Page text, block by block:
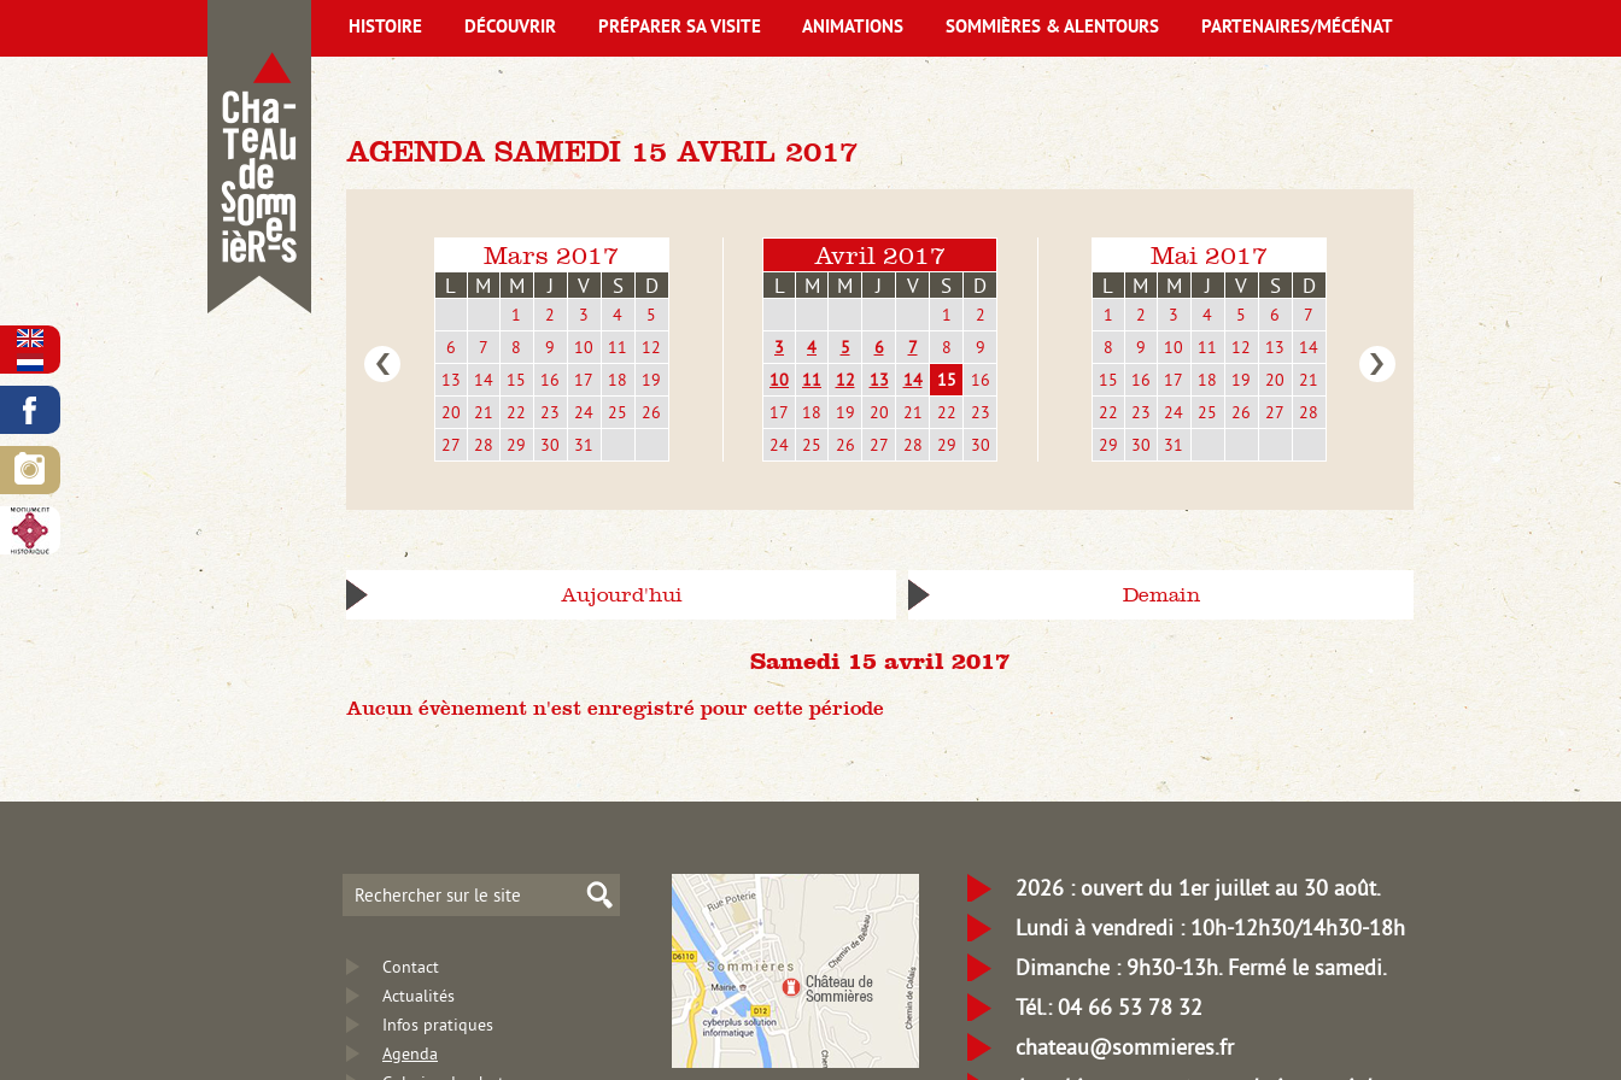
AGENDA SAMEDI 15 AVRIL 2017
Mars 2017
L M M J V S D
1 2 3 4
5
6
7 8 9 10 11
12
13
14 15 16 17 18
19
20
21 22 23 24 25
26
27
28 29 30 31
Avril 2017
L M M J V S D
1
2
3
4 5 6 7 8
9
10
11 12 13 14 15
16
17
18 19 20 21 22
23
24
25 26 27 28 29 30
Mai 2017
L M M J V S D
1 2 3 4 5 6
7
8
9 10 11 12 13
14
15
16 17 18 19 20
21
22
23 24 25 26 27
28
29
30 31
Aujourd'hui Demain
Samedi 15 avril 2017
Aucun évènement n'est enregistré pour cette période
HISTOIRE DÉCOUVRIR PRÉPARER SA VISITE ANIMATIONS SOMMIÈRES & ALENTOURS PARTENAIRES/MÉCÉNAT
Contact
Actualités
Infos pratiques
Agenda
2026 : ouvert du 1er juillet au 30 août.
Lundi à vendredi : 10h-12h30/14h30-18h
Dimanche : 9h30-13h. Fermé le samedi.
Tél.: 04 66 53 78 32
chateau@sommieres.fr